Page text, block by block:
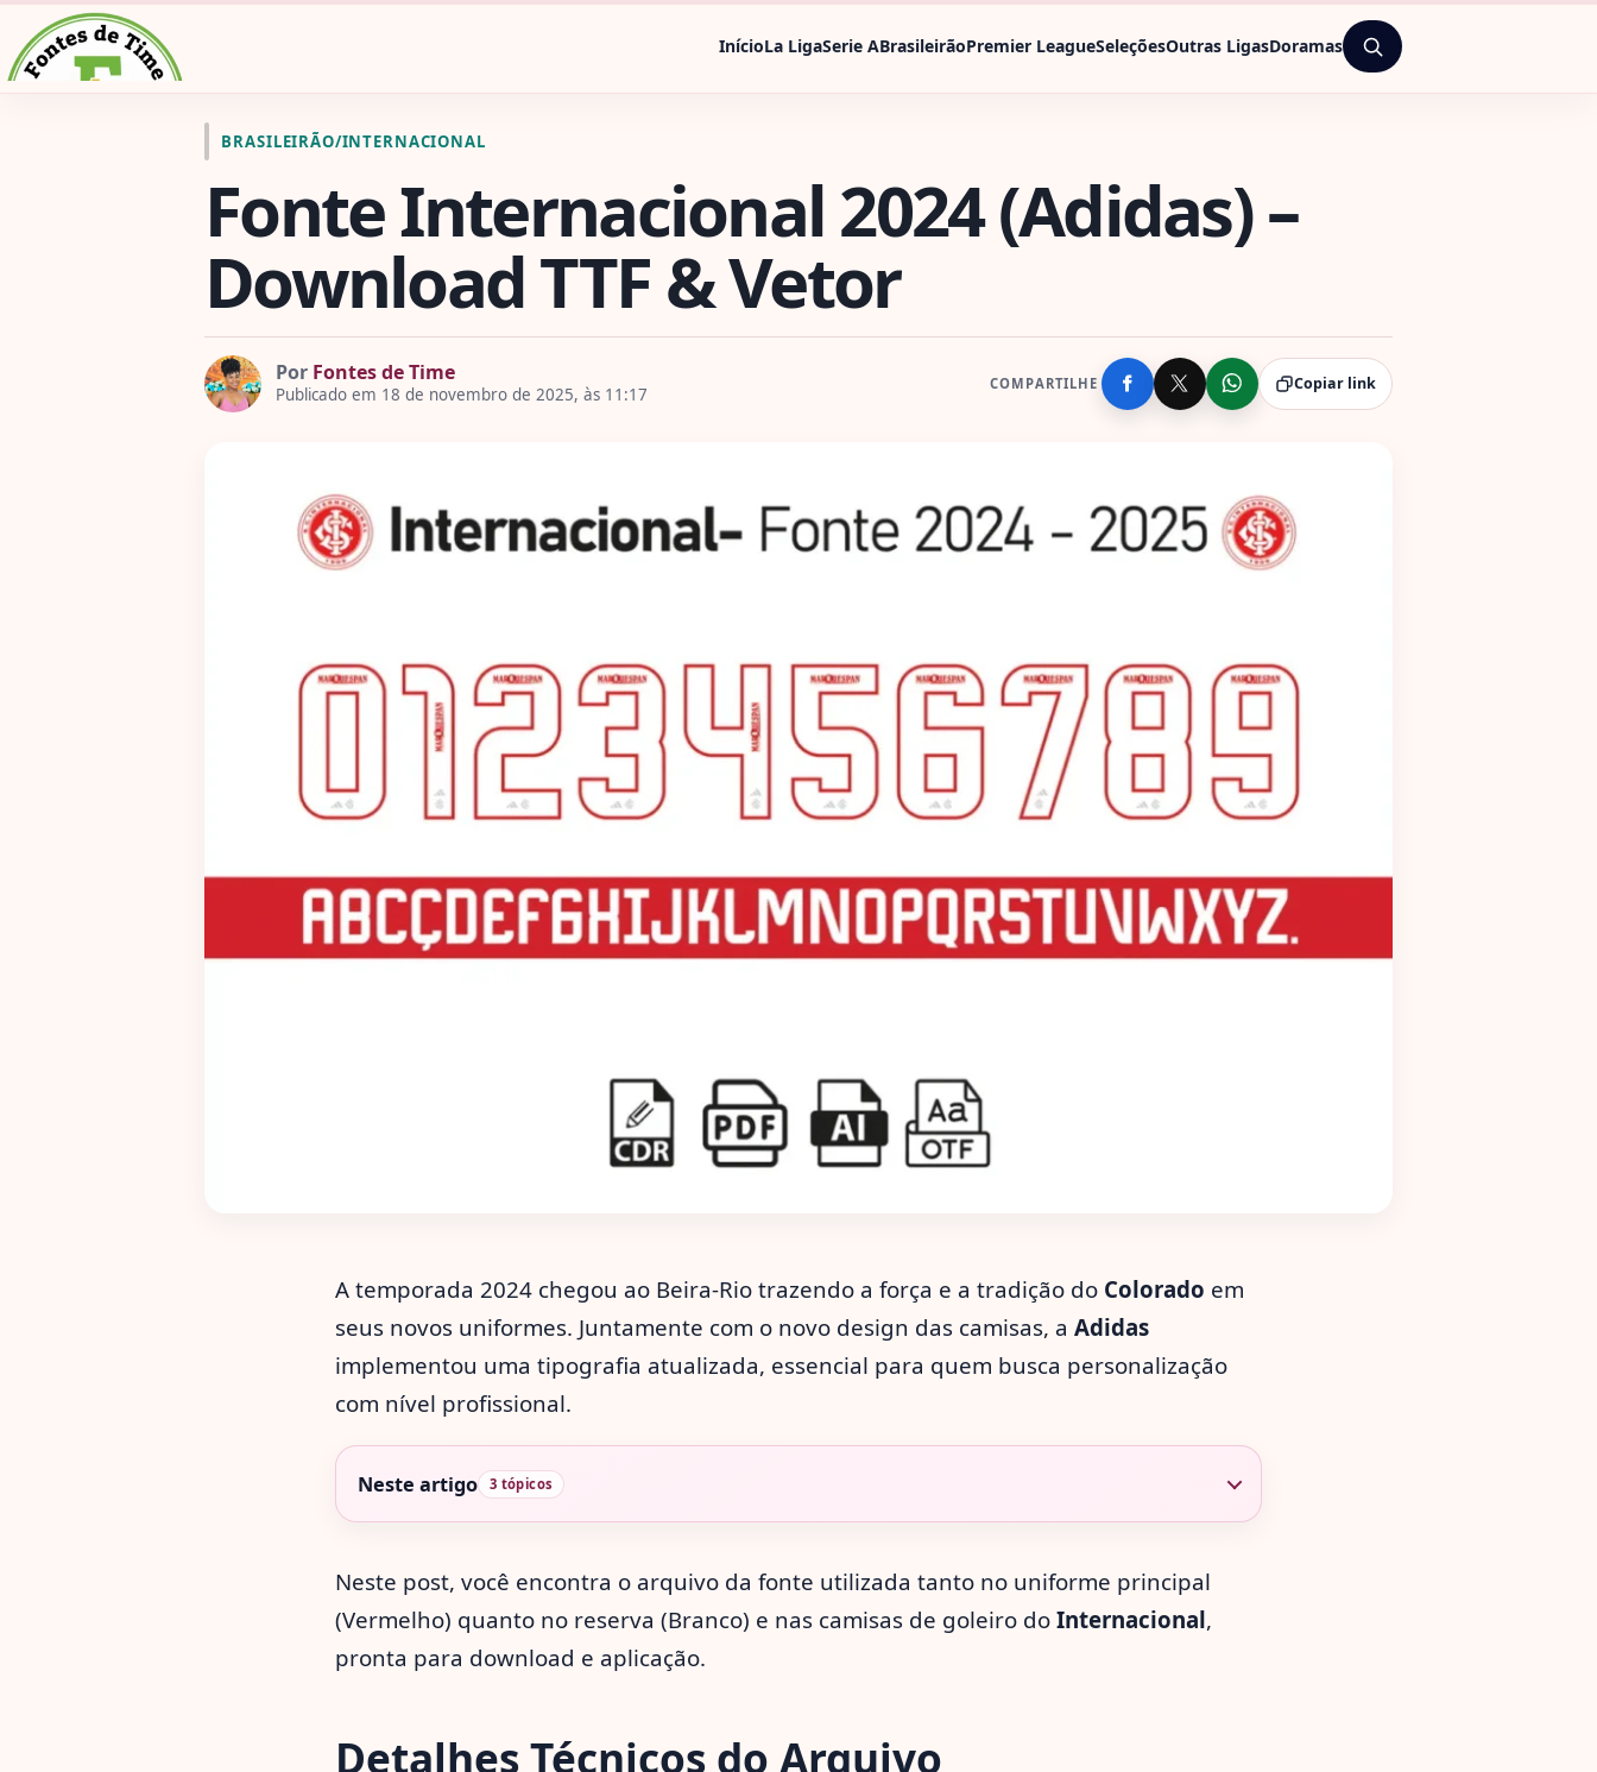
Pular para o conteúdo
Ir para a página inicial de Fontes de Time
InícioLa LigaSerie ABrasileirãoPremier LeagueSeleçõesOutras LigasDoramas
BRASILEIRÃO/INTERNACIONAL
Fonte Internacional 2024 (Adidas) –
Download TTF & Vetor
Por Fontes de Time
Publicado em 18 de novembro de 2025, às 11:17
COMPARTILHE Copiar link
A temporada 2024 chegou ao Beira-Rio trazendo a força e a tradição do Colorado em
seus novos uniformes. Juntamente com o novo design das camisas, a Adidas
implementou uma tipografia atualizada, essencial para quem busca personalização
com nível profissional.
Neste artigo 3 tópicos
Neste post, você encontra o arquivo da fonte utilizada tanto no uniforme principal
(Vermelho) quanto no reserva (Branco) e nas camisas de goleiro do Internacional,
pronta para download e aplicação.
Detalhes Técnicos do Arquivo